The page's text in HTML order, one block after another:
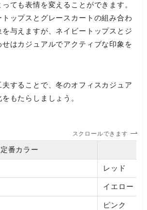
ても表情を変えることができます。
ップスとグレースカートの組み合わ
与えますが、ネイビートップスとジ
はカジュアルでアクティブな印象を
することで、冬のオフィスカジュア
もたらしましょう。
スクロールできます
定番カラー
レッド
イエロー
ピンク